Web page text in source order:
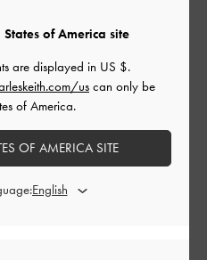
ーにつけました！
いポーチみたいになってたら
かった
of America site
are displayed in US $.
uscan only be
of America.
OF AMERICA SITE